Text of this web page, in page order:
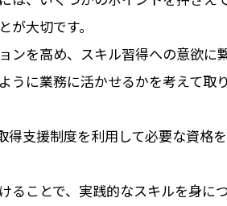
大切です。
を高め、スキル習得への意欲に繋
うに業務に活かせるかを考えて取
得支援制度を利用して必要な資格
ことで、実践的なスキルを身につ